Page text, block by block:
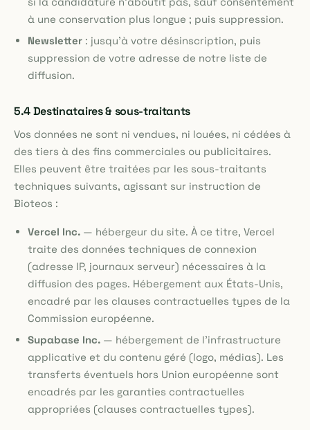
à une conservation plus longue ; puis suppression.
Newsletter : jusqu'à votre désinscription, puis
suppression de votre adresse de notre liste de
diffusion.
5.4 Destinataires & sous-traitants
Vos données ne sont ni vendues, ni louées, ni cédées à
des tiers à des fins commerciales ou publicitaires.
Elles peuvent être traitées par les sous-traitants
techniques suivants, agissant sur instruction de
Bioteos :
Vercel Inc. — hébergeur du site. À ce titre, Vercel
traite des données techniques de connexion
(adresse IP, journaux serveur) nécessaires à la
diffusion des pages. Hébergement aux États-Unis,
encadré par les clauses contractuelles types de la
Commission européenne.
Supabase Inc. — hébergement de l'infrastructure
applicative et du contenu géré (logo, médias). Les
transferts éventuels hors Union européenne sont
encadrés par les garanties contractuelles
appropriées (clauses contractuelles types).